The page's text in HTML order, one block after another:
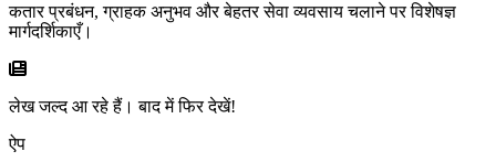
कतार प्रबंधन, ग्राहक अनुभव और बेहतर सेवा व्यवसाय चलाने पर विशेषज्ञ
मार्गदर्शिकाएँ।
लेख जल्द आ रहे हैं। बाद में फिर देखें!
ऐप